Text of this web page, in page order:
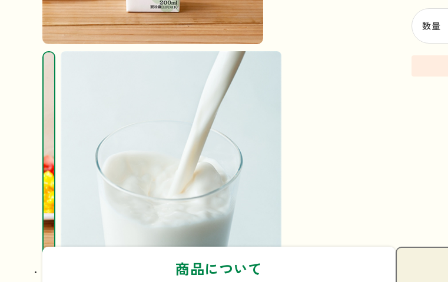
数量
商品について